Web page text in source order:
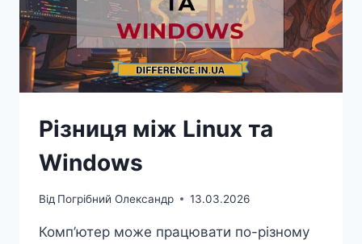
Різниця між Linux та
Windows
Від Погрібний Олександр 13.03.2026
Комп’ютер може працювати по-різному